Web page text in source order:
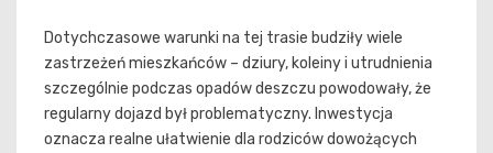
Dotychczasowe warunki na tej trasie budziły wiele
zastrzeżeń mieszkańców – dziury, koleiny i utrudnienia
szczególnie podczas opadów deszczu powodowały, że
regularny dojazd był problematyczny. Inwestycja
oznacza realne ułatwienie dla rodziców dowożących